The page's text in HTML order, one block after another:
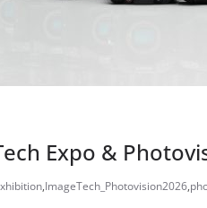
Expo &
,ImageTech_Photovision2026,